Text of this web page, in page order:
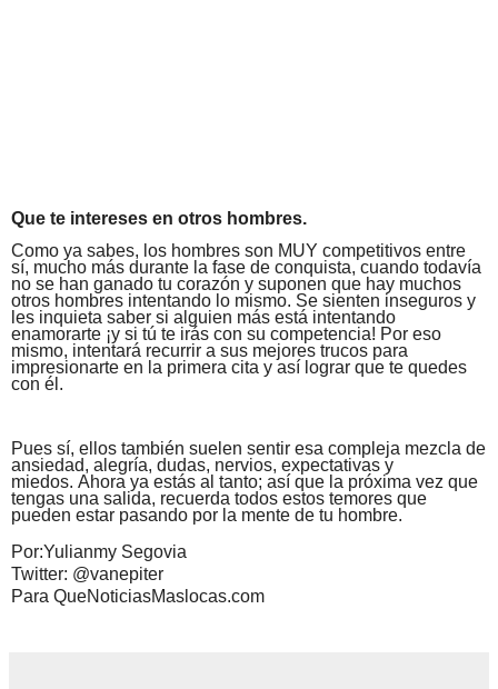
Que te intereses en otros hombres.
Como ya sabes, los hombres son MUY competitivos entre
sí, mucho más durante la fase de conquista, cuando todavía
no se han ganado tu corazón y suponen que hay muchos
otros hombres intentando lo mismo. Se sienten inseguros y
les inquieta saber si alguien más está intentando
enamorarte ¡y si tú te irás con su competencia! Por eso
mismo, intentará recurrir a sus mejores trucos para
impresionarte en la primera cita y así lograr que te quedes
con él.
Pues sí, ellos también suelen sentir esa compleja mezcla de
ansiedad, alegría, dudas, nervios, expectativas y
miedos. Ahora ya estás al tanto; así que la próxima vez que
tengas una salida, recuerda todos estos temores que
pueden estar pasando por la mente de tu hombre.
Por:Yulianmy Segovia
Twitter: @vanepiter
Para QueNoticiasMaslocas.com